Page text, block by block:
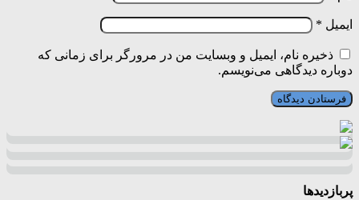
ایمیل *
ذخیره نام، ایمیل و وبسایت من در مرورگر برای زمانی که
دوباره دیدگاهی می‌نویسم.
پربازدیدها